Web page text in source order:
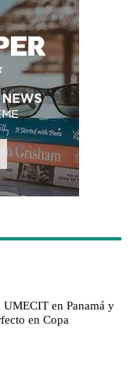
en Panamá y
en Copa